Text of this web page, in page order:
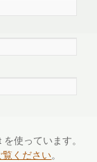
使っています。
覧ください。